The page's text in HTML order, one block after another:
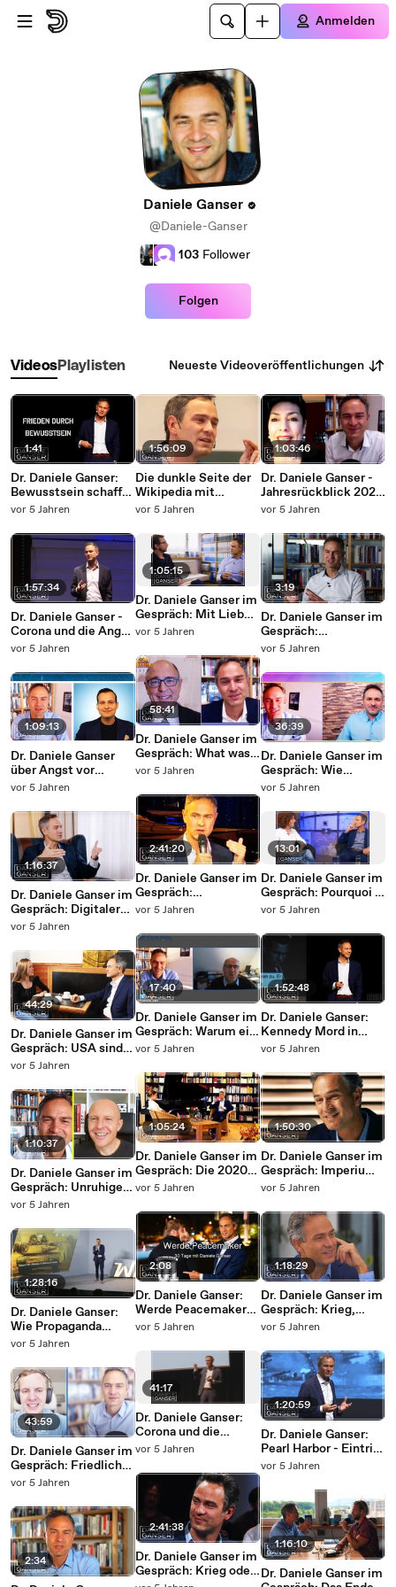
Zum Hauptinhalt springen
Anmelden
Daniele Ganser
@Daniele-Ganser
103 Follower
Folgen
VideosPlaylisten Neueste Videoveröffentlichungen
1:41
Dr. Daniele Ganser:
Bewusstsein schafft
Frieden (gratis
vor 5 Jahren
1:57:34
Dr. Daniele Ganser -
Corona und die Angst
(Wien 29.10.2020)
vor 5 Jahren
1:09:13
Dr. Daniele Ganser
über Angst vor
Corona, Armut und
Kettner 27.
November 2020)
vor 5 Jahren
1:16:37
Dr. Daniele Ganser im
Gespräch: Digitaler
Imperialismus, was
(TomWhoKnows 30.
Oktober 2020)
vor 5 Jahren
44:29
Dr. Daniele Ganser im
Gespräch: USA sind
das mächtigste Land
24. Oktober 2020)
vor 5 Jahren
1:10:37
Dr. Daniele Ganser im
Gespräch: Unruhige
und spannende
Mandolesi
20.08.2020)
vor 5 Jahren
1:28:16
Dr. Daniele Ganser:
Wie Propaganda
unsere Gedanken und
10.03.2019)
vor 5 Jahren
43:59
Dr. Daniele Ganser im
Gespräch: Friedlicher
Widerstand (Rubikon
vor 5 Jahren
2:34
1:56:09
Die dunkle Seite der
Wikipedia mit
Daniele Ganser
vor 5 Jahren
1:05:15
Dr. Daniele Ganser im
Gespräch: Mit Liebe,
Mut & Wahrheit
Angstpropaganda (G.
Kaiser 25.01.21)
vor 5 Jahren
58:41
Dr. Daniele Ganser im
Gespräch: What was
Operation
Gage AE911Truth
11.9.2020)
vor 5 Jahren
2:41:20
Dr. Daniele Ganser im
Gespräch:
Verschwörungstheor
Oktober 2020)
vor 5 Jahren
17:40
Dr. Daniele Ganser im
Gespräch: Warum ein
Online-Kurs? (PI
November 2020)
vor 5 Jahren
1:05:24
Dr. Daniele Ganser im
Gespräch: Die 2020er
Pandemie aus
(Nuoviso 1.11.2020)
vor 5 Jahren
2:08
Dr. Daniele Ganser:
Werde Peacemaker
(Onlinekurs 1. Januar
vor 5 Jahren
41:17
Dr. Daniele Ganser:
Corona und die
Medien (Düsseldorf
vor 5 Jahren
2:41:38
Dr. Daniele Ganser im
Gespräch: Krieg oder
1:03:46
Dr. Daniele Ganser -
Jahresrückblick 2020
(Paula P’Cay 15.
vor 5 Jahren
3:19
Dr. Daniele Ganser im
Gespräch:
Meinungsfreiheit und
28. Januar 2021)
vor 5 Jahren
36:39
Dr. Daniele Ganser im
Gespräch: Wie
gestalten wir den
Frei 24. November
2020)
vor 5 Jahren
13:01
Dr. Daniele Ganser im
Gespräch: Pourquoi la
France veut-elle la
September 2016)
vor 5 Jahren
1:52:48
Dr. Daniele Ganser:
Kennedy Mord in
Dallas 1963 (Dresden
vor 5 Jahren
1:50:30
Dr. Daniele Ganser im
Gespräch: Imperium
USA - Die skrupellose
02.10.2020)
vor 5 Jahren
1:18:29
Dr. Daniele Ganser im
Gespräch: Krieg,
Corona und die
News Berlin
26.09.2020)
vor 5 Jahren
1:20:59
Dr. Daniele Ganser:
Pearl Harbor - Eintritt
der USA in den
(St. Leon Rot
14.09.20)
vor 5 Jahren
1:16:10
Dr. Daniele Ganser im